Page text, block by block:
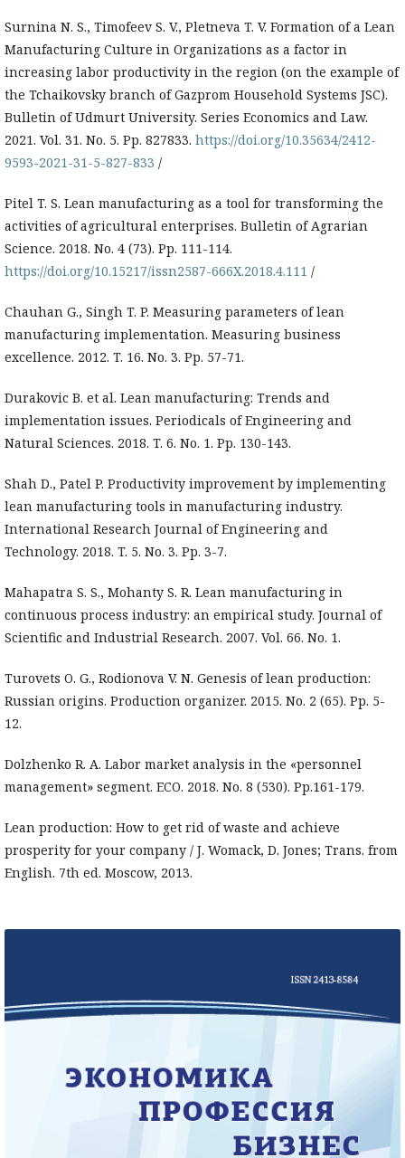
Surnina N. S., Timofeev S. V., Pletneva T. V. Formation of a Lean
Manufacturing Culture in Organizations as a factor in
increasing labor productivity in the region (on the example of
the Tchaikovsky branch of Gazprom Household Systems JSC).
Bulletin of Udmurt University. Series Economics and Law.
2021. Vol. 31. No. 5. Pp. 827833. https://doi.org/10.35634/2412-
9593-2021-31-5-827-833 /
Pitel T. S. Lean manufacturing as a tool for transforming the
activities of agricultural enterprises. Bulletin of Agrarian
Science. 2018. No. 4 (73). Pp. 111-114.
https://doi.org/10.15217/issn2587-666X.2018.4.111 /
Chauhan G., Singh T. P. Measuring parameters of lean
manufacturing implementation. Measuring business
excellence. 2012. T. 16. No. 3. Pp. 57-71.
Durakovic B. et al. Lean manufacturing: Trends and
implementation issues. Periodicals of Engineering and
Natural Sciences. 2018. T. 6. No. 1. Pp. 130-143.
Shah D., Patel P. Productivity improvement by implementing
lean manufacturing tools in manufacturing industry.
International Research Journal of Engineering and
Technology. 2018. T. 5. No. 3. Pp. 3-7.
Mahapatra S. S., Mohanty S. R. Lean manufacturing in
continuous process industry: an empirical study. Journal of
Scientific and Industrial Research. 2007. Vol. 66. No. 1.
Turovets O. G., Rodionova V. N. Genesis of lean production:
Russian origins. Production organizer. 2015. No. 2 (65). Pp. 5-
12.
Dolzhenko R. A. Labor market analysis in the «personnel
management» segment. ECO. 2018. No. 8 (530). Pp.161-179.
Lean production: How to get rid of waste and achieve
prosperity for your company / J. Womack, D. Jones; Trans. from
English. 7th ed. Moscow, 2013.